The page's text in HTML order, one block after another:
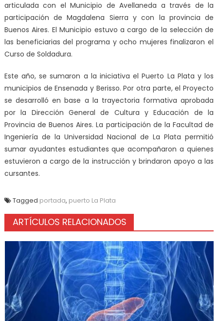
articulada con el Municipio de Avellaneda a través de la
participación de Magdalena Sierra y con la provincia de
Buenos Aires. El Municipio estuvo a cargo de la selección de
las beneficiarias del programa y ocho mujeres finalizaron el
Curso de Soldadura.
Este año, se sumaron a la iniciativa el Puerto La Plata y los
municipios de Ensenada y Berisso. Por otra parte, el Proyecto
se desarrolló en base a la trayectoria formativa aprobada
por la Dirección General de Cultura y Educación de la
Provincia de Buenos Aires. La participación de la Facultad de
Ingeniería de la Universidad Nacional de La Plata permitió
sumar ayudantes estudiantes que acompañaron a quienes
estuvieron a cargo de la instrucción y brindaron apoyo a las
cursantes.
Tagged portada, puerto La Plata
ARTÍCULOS RELACIONADOS